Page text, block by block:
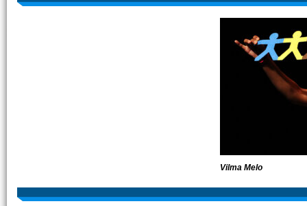
Vilma Melo